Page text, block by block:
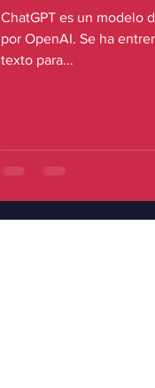
ChatGPT es un modelo
por OpenAI. Se ha
texto para...